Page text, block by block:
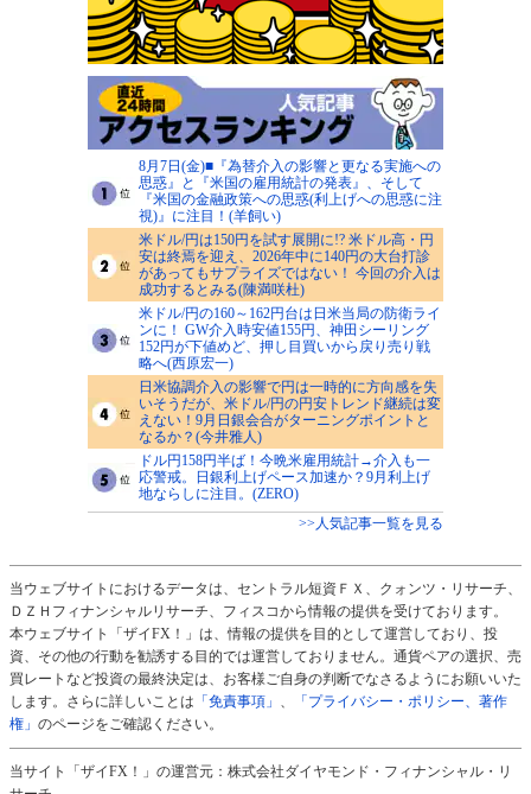
8月7日(金)■『為替介入の影響と更なる実施への
思惑』と『米国の雇用統計の発表』、そして
『米国の金融政策への思惑(利上げへの思惑に注
視)』に注目！(羊飼い)
米ドル/円は150円を試す展開に!? 米ドル高・円
安は終焉を迎え、2026年中に140円の大台打診
があってもサプライズではない！ 今回の介入は
成功するとみる(陳満咲杜)
米ドル/円の160～162円台は日米当局の防衛ライ
ンに！ GW介入時安値155円、神田シーリング
152円が下値めど、押し目買いから戻り売り戦
略へ(西原宏一)
日米協調介入の影響で円は一時的に方向感を失
いそうだが、米ドル/円の円安トレンド継続は変
えない！9月日銀会合がターニングポイントと
なるか？(今井雅人)
ドル円158円半ば！今晩米雇用統計→介入も一
応警戒。日銀利上げペース加速か？9月利上げ
地ならしに注目。(ZERO)
>>人気記事一覧を見る
当ウェブサイトにおけるデータは、セントラル短資ＦＸ、クォンツ・リサーチ、
ＤＺＨフィナンシャルリサーチ、フィスコから情報の提供を受けております。
本ウェブサイト「ザイFX！」は、情報の提供を目的として運営しており、投
資、その他の行動を勧誘する目的では運営しておりません。通貨ペアの選択、売
買レートなど投資の最終決定は、お客様ご自身の判断でなさるようにお願いいた
します。さらに詳しいことは 「免責事項」 、
「プライバシー・ポリシー、著作
権」 のページをご確認ください。
当サイト「ザイFX！」の運営元：株式会社ダイヤモンド・フィナンシャル・リ